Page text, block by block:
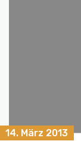
14. März 2013